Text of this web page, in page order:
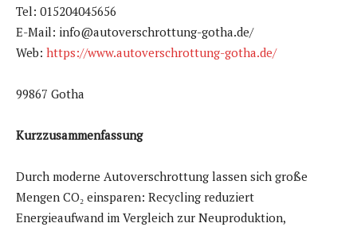
Tel: 015204045656
E-Mail: info@autoverschrottung-gotha.de/
Web: https://www.autoverschrottung-gotha.de/
99867 Gotha
Kurzzusammenfassung
Durch moderne Autoverschrottung lassen sich große
Mengen CO₂ einsparen: Recycling reduziert
Energieaufwand im Vergleich zur Neuproduktion,